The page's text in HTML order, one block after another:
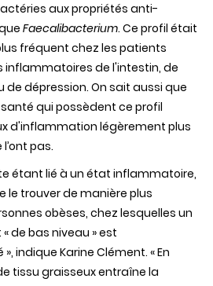
aux propriétés anti-
Faecalibacterium. Ce profil était
fréquent chez les patients
de l'intestin, de
de dépression. On sait aussi que
qui possèdent ce profil
d'inflammation légèrement plus
pas.
étant lié à un état inflammatoire,
le trouver de manière plus
obèses, chez lesquelles un
de bas niveau » est
indique Karine Clément. « En
tissu graisseux entraîne la